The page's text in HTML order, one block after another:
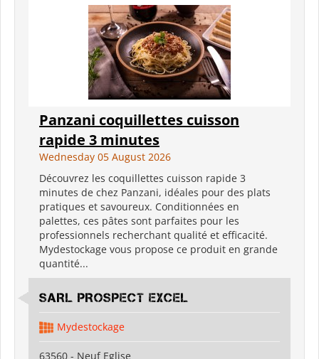
Panzani coquillettes cuisson
rapide 3 minutes
Wednesday 05 August 2026
Découvrez les coquillettes cuisson rapide 3
minutes de chez Panzani, idéales pour des plats
pratiques et savoureux. Conditionnées en
palettes, ces pâtes sont parfaites pour les
professionnels recherchant qualité et efficacité.
Mydestockage vous propose ce produit en grande
quantité...
SARL PROSPECT EXCEL
Mydestockage
63560 - Neuf Eglise